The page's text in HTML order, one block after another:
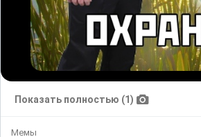
Показать полностью (1)
Мемы